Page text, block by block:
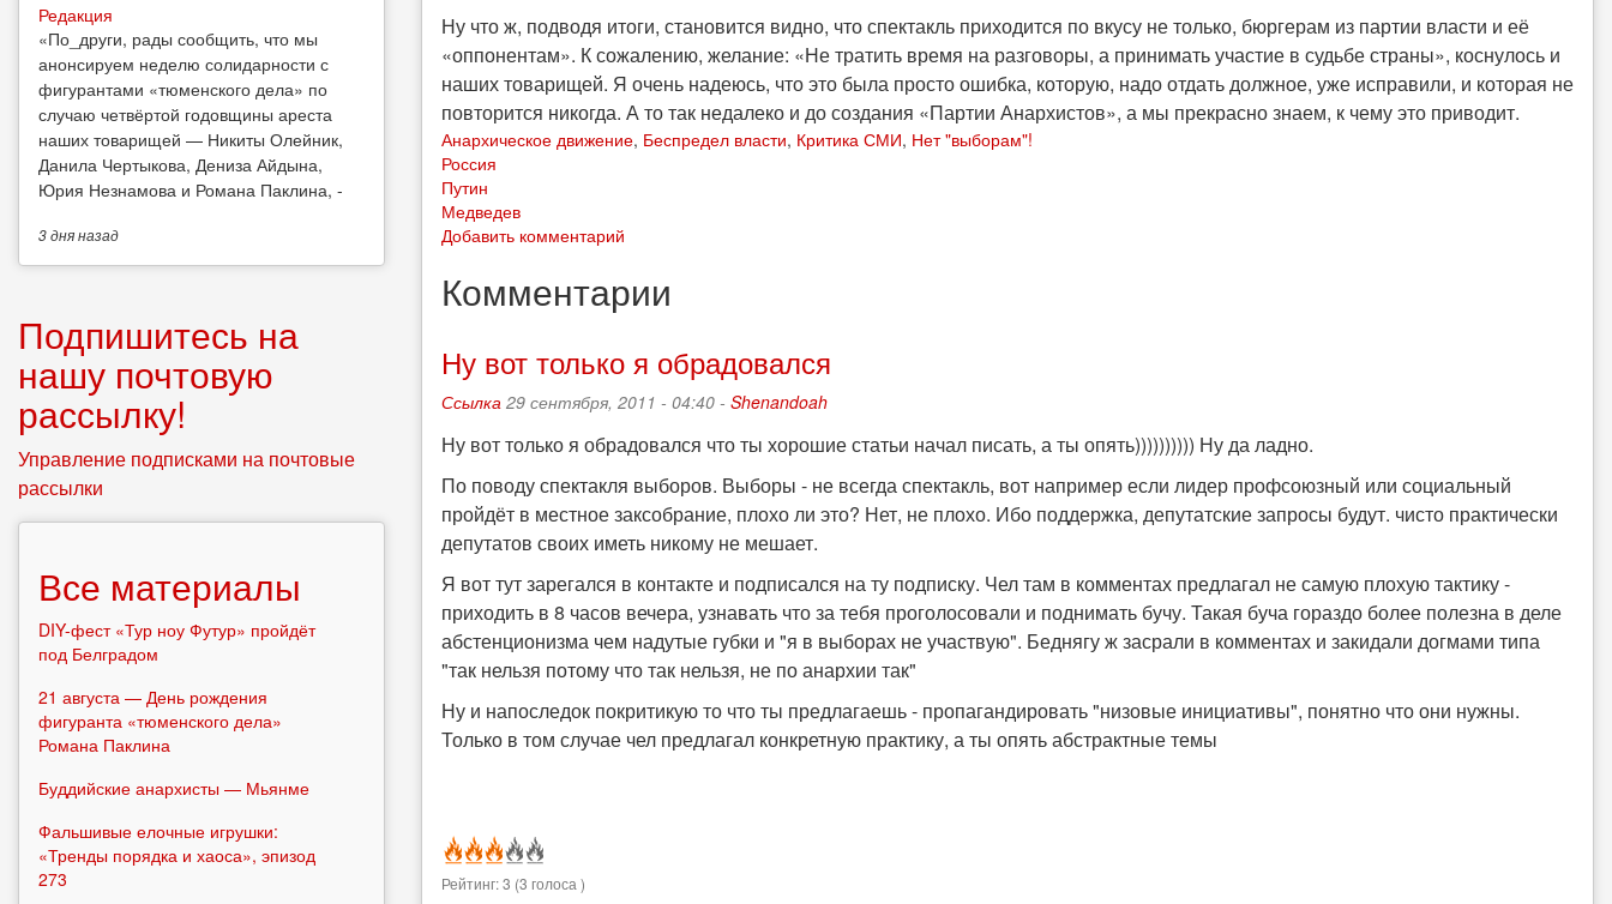
Ну что ж, подводя итоги, становится видно, что спектакль приходится по вкусу не только, бюргерам из партии власти и её
«оппонентам». К сожалению, желание: «Не тратить время на разговоры, а принимать участие в судьбе страны», коснулось и
наших товарищей. Я очень надеюсь, что это была просто ошибка, которую, надо отдать должное, уже исправили, и которая не
повторится никогда. А то так недалеко и до создания «Партии Анархистов», а мы прекрасно знаем, к чему это приводит.
Анархическое движение, Беспредел власти, Критика СМИ, Нет "выборам"!
Россия
Путин
Медведев
Добавить комментарий
Комментарии
Ну вот только я обрадовался
Ссылка 29 сентября, 2011 - 04:40 - Shenandoah
Ну вот только я обрадовался что ты хорошие статьи начал писать, а ты опять)))))))))) Ну да ладно.
По поводу спектакля выборов. Выборы - не всегда спектакль, вот например если лидер профсоюзный или социальный
пройдёт в местное заксобрание, плохо ли это? Нет, не плохо. Ибо поддержка, депутатские запросы будут. чисто практически
депутатов своих иметь никому не мешает.
Я вот тут зарегался в контакте и подписался на ту подписку. Чел там в комментах предлагал не самую плохую тактику -
приходить в 8 часов вечера, узнавать что за тебя проголосовали и поднимать бучу. Такая буча гораздо более полезна в деле
абстенционизма чем надутые губки и "я в выборах не участвую". Беднягу ж засрали в комментах и закидали догмами типа
"так нельзя потому что так нельзя, не по анархии так"
Ну и напоследок покритикую то что ты предлагаешь - пропагандировать "низовые инициативы", понятно что они нужны.
Только в том случае чел предлагал конкретную практику, а ты опять абстрактные темы
Рейтинг:3 (3 голоса )
Редакция
​«По_други, рады сообщить, что мы
анонсируем неделю солидарности с
фигурантами «тюменского дела» по
случаю четвёртой годовщины ареста
наших товарищей — Никиты Олейник,
Данила Чертыкова, Дениза Айдына,
Юрия Незнамова и Романа Паклина, -
3 дняназад
Подпишитесь на
нашу почтовую
рассылку!
Управление подписками на почтовые
рассылки
Все материалы
DIY-фест «Тур ноу Футур» пройдёт
под Белградом
21 августа — День рождения
фигуранта «тюменского дела»
Романа Паклина
Буддийские анархисты — Мьянме
Фальшивые елочные игрушки:
«Тренды порядка и хаоса», эпизод
273